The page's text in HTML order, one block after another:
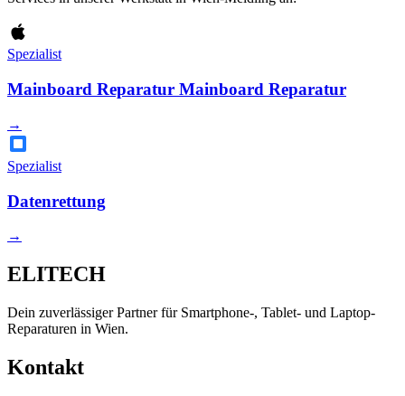
Spezialist
Mainboard Reparatur Mainboard Reparatur
→
Spezialist
Datenrettung
→
ELITECH
Dein zuverlässiger Partner für Smartphone-, Tablet- und Laptop-
Reparaturen in Wien.
Kontakt